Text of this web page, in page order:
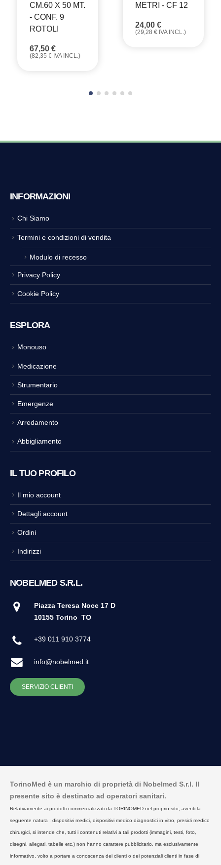
CM.60 X 50 MT.
- CONF. 9
ROTOLI
67,50 €
(82,35 € IVA INCL.)
METRI - CF 12
24,00 €
(29,28 € IVA INCL.)
INFORMAZIONI
Chi Siamo
Termini e condizioni di vendita
Modulo di recesso
Privacy Policy
Cookie Policy
ESPLORA
Monouso
Medicazione
Strumentario
Emergenze
Arredamento
Abbigliamento
IL TUO PROFILO
Il mio account
Dettagli account
Ordini
Indirizzi
NOBELMED S.R.L.
Piazza Teresa Noce 17 D
10155 Torino TO
+39 011 910 3774
info@nobelmed.it
SERVIZIO CLIENTI
TorinoMed è un marchio di proprietà di Nobelmed S.r.l. Il
presente sito è destinato ad operatori sanitari.
Relativamente ai prodotti commercializzati da TORINOMED nel proprio sito, aventi la
seguente natura : dispositivi medici, dispositivi medico diagnostici in vitro, presidi medico
chirurgici, si intende che, tutti i contenuti relativi a tali prodotti (immagini, testi, foto,
disegni, allegati, tabelle etc.) non hanno carattere pubblicitario, ma esclusivamente
informativo, volto a portare a conoscenza dei clienti o dei potenziali clienti in fase di